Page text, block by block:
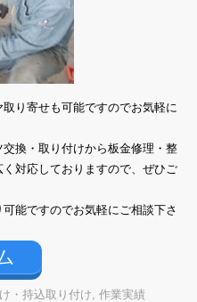
り寄せも可能ですのでお気軽に
換・取り付けから板金修理・整
対応しておりますので、ぜひご
能ですのでお気軽にご相談下さ
・持込取り付け, 作業実績